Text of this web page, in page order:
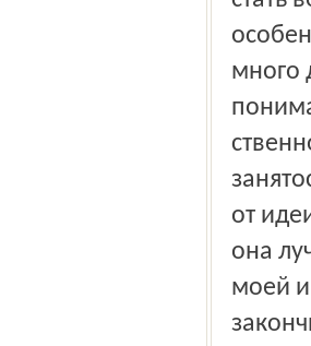
много
от
она
моей